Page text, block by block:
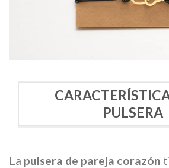
PULSERA
La pulsera de pareja corazón